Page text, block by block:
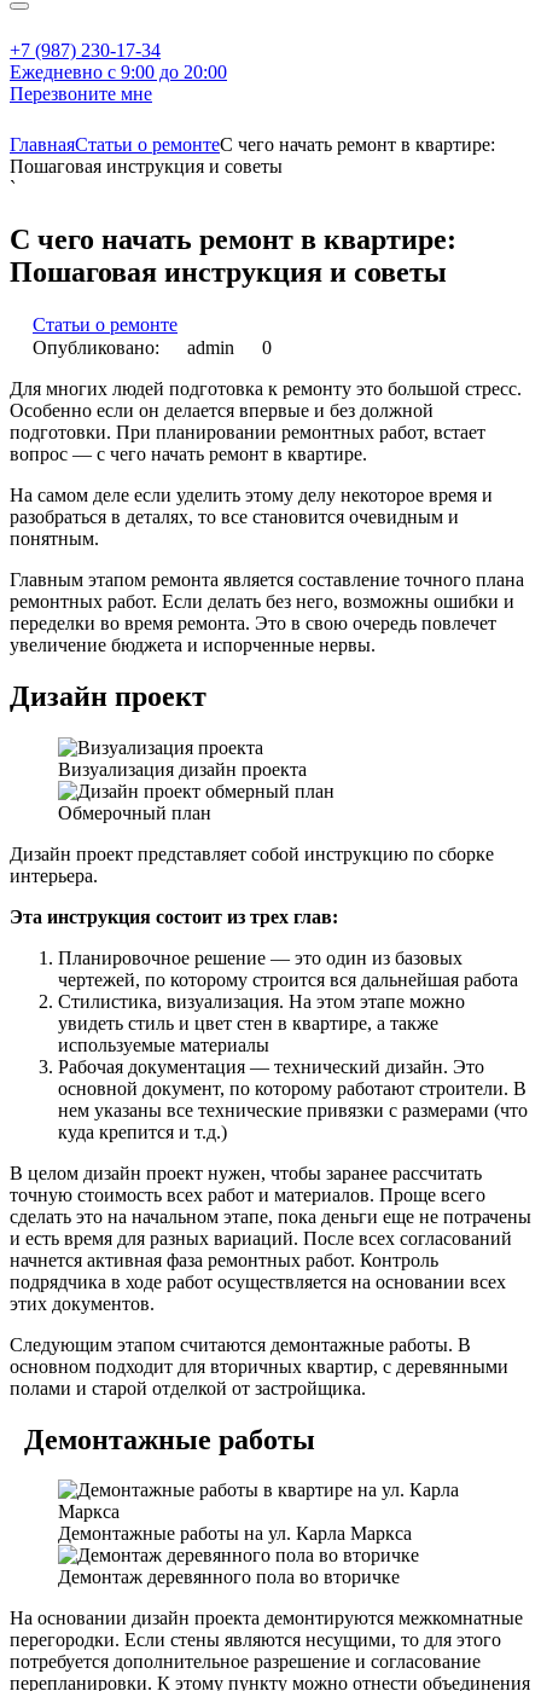
+7 (987) 230-17-34
Ежедневно с 9:00 до 20:00
Перезвоните мне
ГлавнаяСтатьи о ремонтеС чего начать ремонт в квартире:
Пошаговая инструкция и советы
`
С чего начать ремонт в квартире:
Пошаговая инструкция и советы
Статьи о ремонте
Опубликовано:
admin
0
Для многих людей подготовка к ремонту это большой стресс.
Особенно если он делается впервые и без должной
подготовки. При планировании ремонтных работ, встает
вопрос — с чего начать ремонт в квартире.
На самом деле если уделить этому делу некоторое время и
разобраться в деталях, то все становится очевидным и
понятным.
Главным этапом ремонта является составление точного плана
ремонтных работ. Если делать без него, возможны ошибки и
переделки во время ремонта. Это в свою очередь повлечет
увеличение бюджета и испорченные нервы.
Дизайн проект
Визуализация дизайн проекта
Обмерочный план
Дизайн проект представляет собой инструкцию по сборке
интерьера.
Эта инструкция состоит из трех глав:
Планировочное решение — это один из базовых
чертежей, по которому строится вся дальнейшая работа
Стилистика, визуализация. На этом этапе можно
увидеть стиль и цвет стен в квартире, а также
используемые материалы
Рабочая документация — технический дизайн. Это
основной документ, по которому работают строители. В
нем указаны все технические привязки с размерами (что
куда крепится и т.д.)
В целом дизайн проект нужен, чтобы заранее рассчитать
точную стоимость всех работ и материалов. Проще всего
сделать это на начальном этапе, пока деньги еще не потрачены
и есть время для разных вариаций. После всех согласований
начнется активная фаза ремонтных работ. Контроль
подрядчика в ходе работ осуществляется на основании всех
этих документов.
Следующим этапом считаются демонтажные работы. В
основном подходит для вторичных квартир, с деревянными
полами и старой отделкой от застройщика.
Демонтажные работы
Демонтажные работы на ул. Карла Маркса
Демонтаж деревянного пола во вторичке
На основании дизайн проекта демонтируются межкомнатные
перегородки. Если стены являются несущими, то для этого
потребуется дополнительное разрешение и согласование
перепланировки. К этому пункту можно отнести объединения